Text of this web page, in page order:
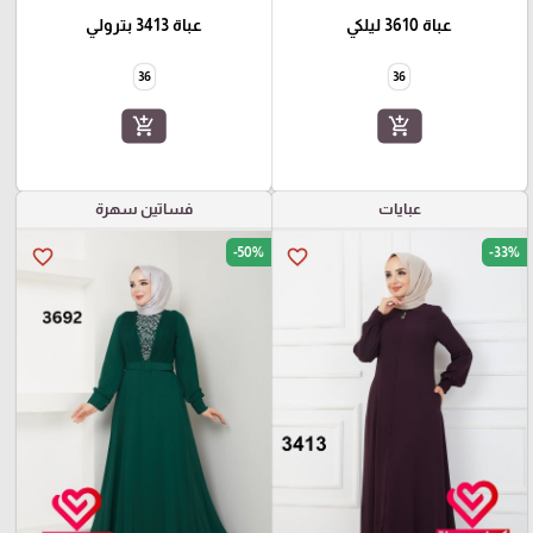
عباة 3610 ليلكي
36
add_shopping_cart
عباة 3413 بترولي
36
add_shopping_cart
عبايات
favorite_border -33%
فساتين سهرة
favorite_border -50%